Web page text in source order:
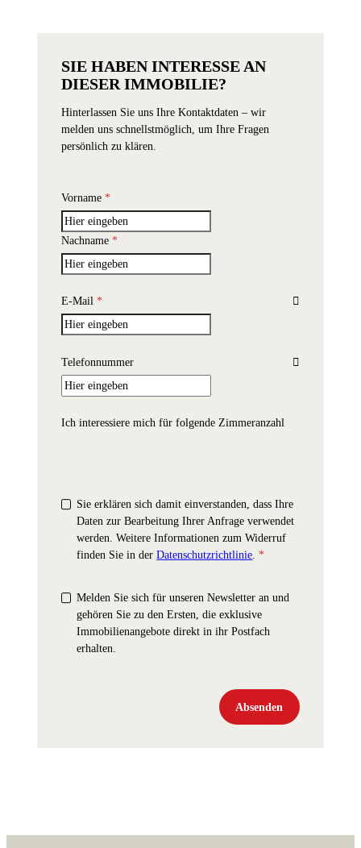
Formular überspringen
SIE HABEN INTERESSE AN
DIESER IMMOBILIE?
Hinterlassen Sie uns Ihre Kontaktdaten – wir
melden uns schnellstmöglich, um Ihre Fragen
persönlich zu klären.
Vorname *
Nachname *
E-Mail *
Telefonnummer
Ich interessiere mich für folgende Zimmeranzahl
Sie erklären sich damit einverstanden, dass Ihre
Daten zur Bearbeitung Ihrer Anfrage verwendet
werden. Weitere Informationen zum Widerruf
finden Sie in derDatenschutzrichtlinie. *
Melden Sie sich für unseren Newsletter an und
gehören Sie zu den Ersten, die exklusive
Immobilienangebote direkt in ihr Postfach
erhalten.
Absenden